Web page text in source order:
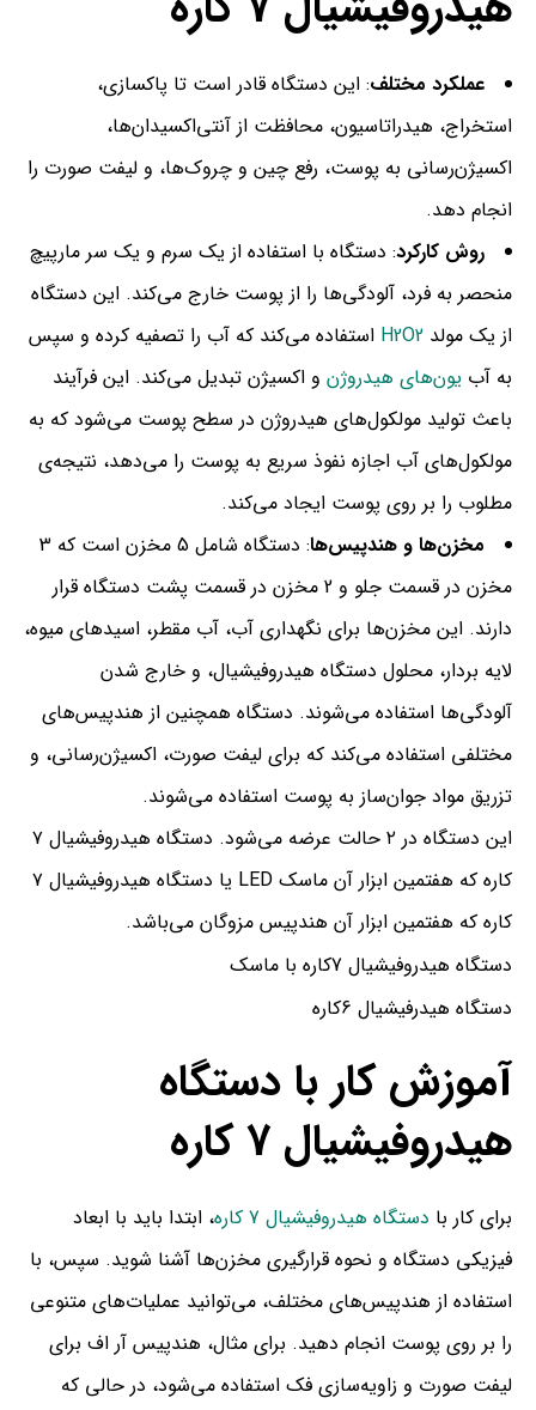
عملکرد مختلف: این دستگاه قادر است تا پاکسازی،
استخراج، هیدراتاسیون، محافظت از آنتی‌اکسیدان‌ها،
اکسیژن‌رسانی به پوست، رفع چین و چروک‌ها، و لیفت صورت را
انجام دهد.
روش کارکرد: دستگاه با استفاده از یک سرم و یک سر مارپیچ
منحصر به فرد، آلودگی‌ها را از پوست خارج می‌کند. این دستگاه
از یک مولد
استفاده می‌کند که آب را تصفیه کرده و سپس
به آب یون‌های هیدروژن و اکسیژن تبدیل می‌کند. این فرآیند
باعث تولید مولکول‌های هیدروژن در سطح پوست می‌شود که به
مولکول‌های آب اجازه نفوذ سریع به پوست را می‌دهد، نتیجه‌ی
مطلوب را بر روی پوست ایجاد می‌کند.
مخزن‌ها و هندپیس‌ها
: دستگاه شامل 5 مخزن است که 3
مخزن در قسمت جلو و 2 مخزن در قسمت پشت دستگاه قرار
دارند. این مخزن‌ها برای نگهداری آب، آب مقطر، اسیدهای میوه،
لایه بردار، محلول دستگاه هیدروفیشیال، و خارج شدن
آلودگی‌ها استفاده می‌شوند. دستگاه همچنین از هندپیس‌های
مختلفی استفاده می‌کند که برای لیفت صورت، اکسیژن‌رسانی، و
تزریق مواد جوان‌ساز به پوست استفاده می‌شوند.
این دستگاه در ۲ حالت عرضه می‌شود. دستگاه هیدروفیشیال ۷
کاره که هفتمین ابزار آن ماسک LED یا دستگاه هیدروفیشیال ۷
کاره که هفتمین ابزار آن هندپیس مزوگان می‌باشد.
دستگاه هیدروفیشیال 7کاره با ماسک
دستگاه هیدرفیشیال 6کاره
آموزش کار با دستگاه
هیدروفیشیال 7 کاره
برای کار با دستگاه هیدروفیشیال 7 کاره
، ابتدا باید با ابعاد
فیزیکی دستگاه و نحوه قرارگیری مخزن‌ها آشنا شوید. سپس، با
استفاده از هندپیس‌های مختلف، می‌توانید عملیات‌های متنوعی
را بر روی پوست انجام دهید. برای مثال، هندپیس آر اف برای
لیفت صورت و زاویه‌سازی فک استفاده می‌شود، در حالی که